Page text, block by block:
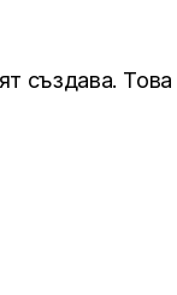
създава. Това